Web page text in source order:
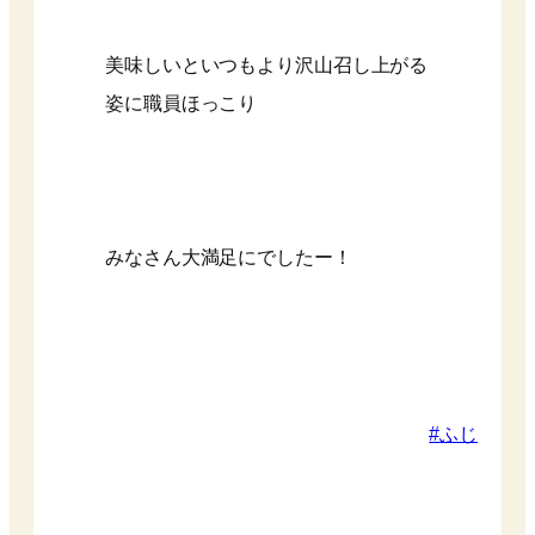
美味しいといつもより沢山召し上がる
姿に職員ほっこり
みなさん大満足にでしたー！
ふじ